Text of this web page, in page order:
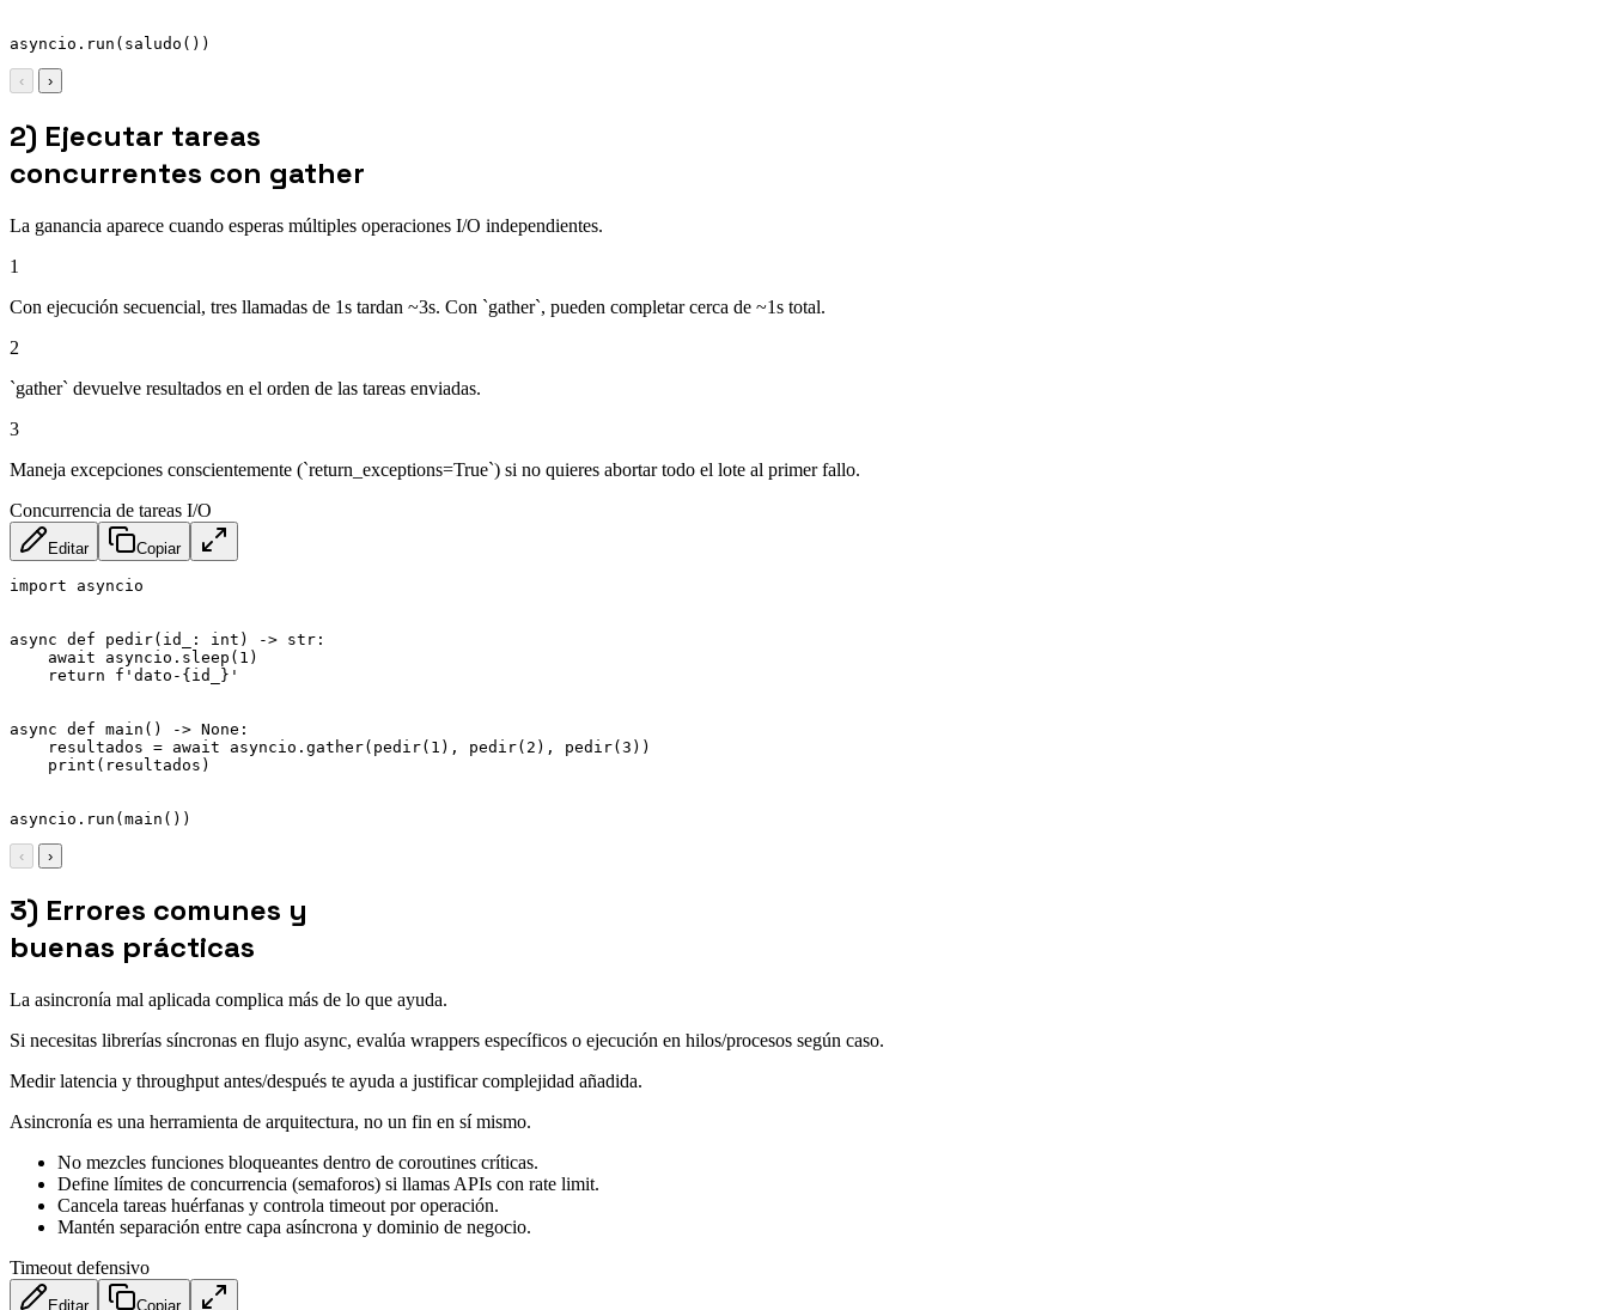
asyncio.run(saludo())
‹ ›
2) Ejecutar tareas
concurrentes con gather
La ganancia aparece cuando esperas múltiples operaciones I/O independientes.
1
Con ejecución secuencial, tres llamadas de 1s tardan ~3s. Con `gather`, pueden completar cerca de ~1s total.
2
`gather` devuelve resultados en el orden de las tareas enviadas.
3
Maneja excepciones conscientemente (`return_exceptions=True`) si no quieres abortar todo el lote al primer fallo.
Concurrencia de tareas I/O
Editar Copiar
import asyncio
async def pedir(id_: int) -> str:
    await asyncio.sleep(1)
    return f'dato-{id_}'
async def main() -> None:
    resultados = await asyncio.gather(pedir(1), pedir(2), pedir(3))
    print(resultados)
asyncio.run(main())
‹ ›
3) Errores comunes y
buenas prácticas
La asincronía mal aplicada complica más de lo que ayuda.
Si necesitas librerías síncronas en flujo async, evalúa wrappers específicos o ejecución en hilos/procesos según caso.
Medir latencia y throughput antes/después te ayuda a justificar complejidad añadida.
Asincronía es una herramienta de arquitectura, no un fin en sí mismo.
No mezcles funciones bloqueantes dentro de coroutines críticas.
Define límites de concurrencia (semaforos) si llamas APIs con rate limit.
Cancela tareas huérfanas y controla timeout por operación.
Mantén separación entre capa asíncrona y dominio de negocio.
Timeout defensivo
Editar Copiar